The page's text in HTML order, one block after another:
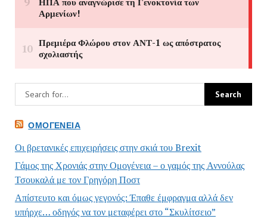
ΟΜΟΓΈΝΕΙΑ
Οι βρετανικές επιχειρήσεις στην σκιά του Brexit
Γάμος της Χρονιάς στην Ομογένεια – ο γαμός της Αννούλας
Τσουκαλά με τον Γρηγόρη Ποστ
Απίστευτο και όμως γεγονός: Έπαθε έμφραγμα αλλά δεν
υπήρχε… οδηγός να τον μεταφέρει στο “Σκυλίτσειο”